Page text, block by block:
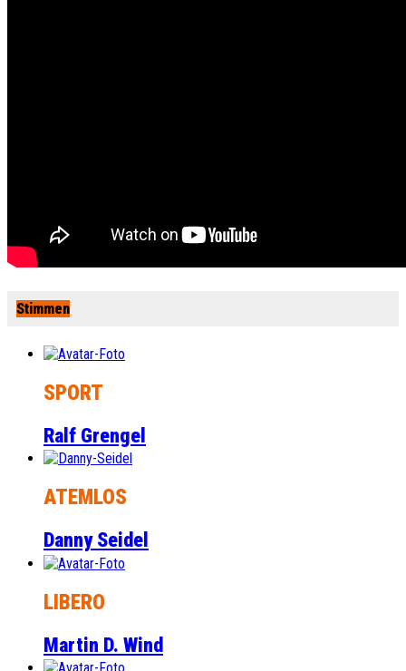
Stimmen
SPORT
Ralf Grengel
ATEMLOS
Danny Seidel
LIBERO
Martin D. Wind